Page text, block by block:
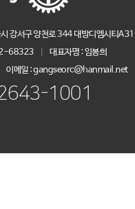
시 강서구 양천로 344 대방디엠시티
68323 대표자명 :임봉희
이메일 : gangseorc@hanmail.net
1001